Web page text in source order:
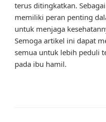
terus ditingkatkan.
memiliki peran penting
untuk menjaga
Semoga artikel ini dapat
semua untuk lebih peduli
pada ibu hamil.